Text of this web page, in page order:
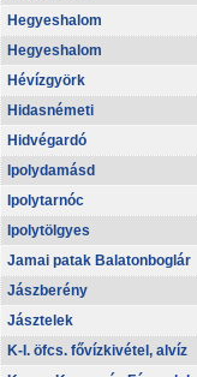
Hegyeshalom
Hegyeshalom
Hévízgyörk
Hidasnémeti
Hidvégardó
Ipolydamásd
Ipolytarnóc
Ipolytölgyes
Jamai patak Balatonboglár
Jászberény
Jásztelek
K-I. öfcs. fővízkivétel, alvíz